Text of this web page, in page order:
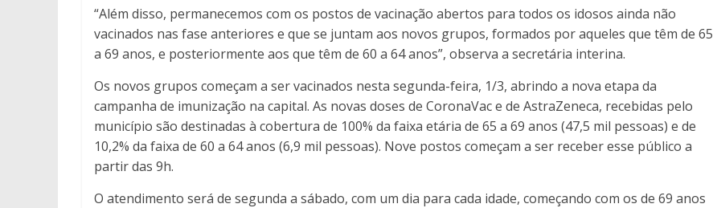
“Além disso, permanecemos com os postos de vacinação abertos para todos os idosos ainda não
vacinados nas fase anteriores e que se juntam aos novos grupos, formados por aqueles que têm de 65
a 69 anos, e posteriormente aos que têm de 60 a 64 anos”, observa a secretária interina.
Os novos grupos começam a ser vacinados nesta segunda-feira, 1/3, abrindo a nova etapa da
campanha de imunização na capital. As novas doses de CoronaVac e de AstraZeneca, recebidas pelo
município são destinadas à cobertura de 100% da faixa etária de 65 a 69 anos (47,5 mil pessoas) e de
10,2% da faixa de 60 a 64 anos (6,9 mil pessoas). Nove postos começam a ser receber esse público a
partir das 9h.
O atendimento será de segunda a sábado, com um dia para cada idade, começando com os de 69 anos